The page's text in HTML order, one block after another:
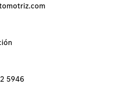
5946